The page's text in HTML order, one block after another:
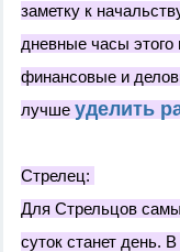
заметку к
дневные часы этого
финансовые и
лучше уделить
Стрелец:
Для Стрельцов
суток станет день.